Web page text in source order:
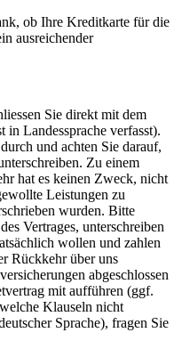
ob Ihre Kreditkarte für die
ausreichender
Sie direkt mit dem
in Landessprache verfasst).
und achten Sie darauf,
Zu einem
hat es keinen Zweck, nicht
Leistungen zu
wurden. Bitte
Vertrages, unterschreiben
wollen und zahlen
Rückkehr über uns
abgeschlossen
mit aufführen (ggf.
Klauseln nicht
Sprache), fragen Sie